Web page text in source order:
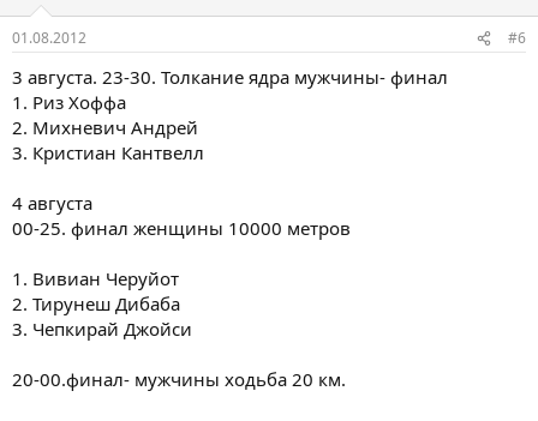
01.08.2012 #6
3 августа. 23-30. Толкание ядра мужчины- финал
1. Риз Хоффа
2. Михневич Андрей
3. Кристиан Кантвелл
4 августа
00-25. финал женщины 10000 метров
1. Вивиан Черуйот
2. Тирунеш Дибаба
3. Чепкирай Джойси
20-00.финал- мужчины ходьба 20 км.